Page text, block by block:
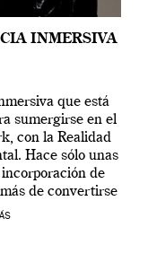
INMERSIVA
que está
sumergirse en el
con la Realidad
Hace sólo unas
de
de convertirse
[…]